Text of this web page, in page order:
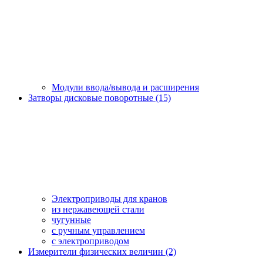
Модули ввода/вывода и расширения
Затворы дисковые поворотные (15)
Электроприводы для кранов
из нержавеющей стали
чугунные
с ручным управлением
c электроприводом
Измерители физических величин (2)